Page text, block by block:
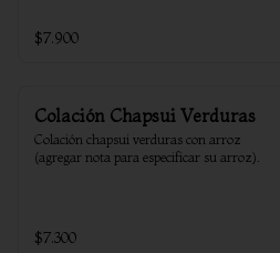
$7.900
Colación Chapsui Verduras
Colación chapsui verduras con arroz
(agregar nota para especificar su arroz).
$7.300